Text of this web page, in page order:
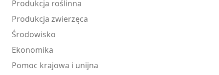
Produkcja roślinna
Produkcja zwierzęca
Środowisko
Ekonomika
Pomoc krajowa i unijna